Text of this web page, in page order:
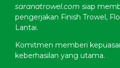
saranatrowel.com siap
pengerjakan Finish Trowel,
Lantai.
Komitmen memberi
keberhasilan yang utama.